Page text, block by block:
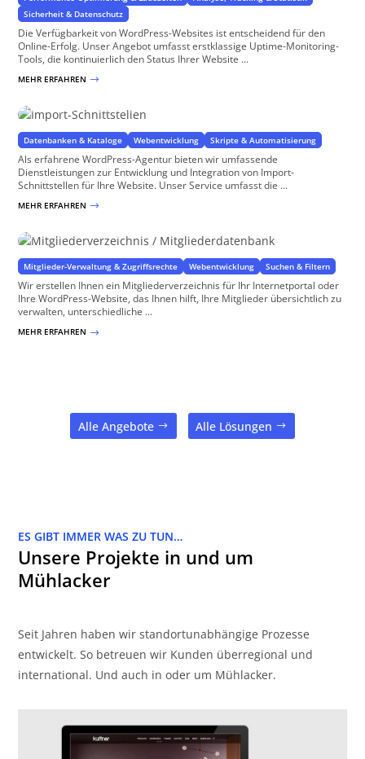
Sicherheit & Datenschutz
Die Verfügbarkeit von WordPress-Websites ist entscheidend für den
Online-Erfolg. Unser Angebot umfasst erstklassige Uptime-Monitoring-
Tools, die kontinuierlich den Status Ihrer Website ...
MEHR ERFAHREN $
Datenimport aus allen Arten von Quellen
Datenbanken & Kataloge Webentwicklung Skripte & Automatisierung
Als erfahrene WordPress-Agentur bieten wir umfassende
Dienstleistungen zur Entwicklung und Integration von Import-
Schnittstellen für Ihre Website. Unser Service umfasst die ...
MEHR ERFAHREN $
für WordPress Websites
Mitglieder-Verwaltung & Zugriffsrechte Webentwicklung Suchen & Filtern
Wir erstellen Ihnen ein Mitgliederverzeichnis für Ihr Internetportal oder
Ihre WordPress-Website, das Ihnen hilft, Ihre Mitglieder übersichtlich zu
verwalten, unterschiedliche ...
MEHR ERFAHREN $
Alle Angebote Alle Lösungen
ES GIBT IMMER WAS ZU TUN…
Unsere Projekte in und um
Mühlacker
Seit Jahren haben wir standortunabhängige Prozesse
entwickelt. So betreuen wir Kunden überregional und
international. Und auch in oder um Mühlacker.